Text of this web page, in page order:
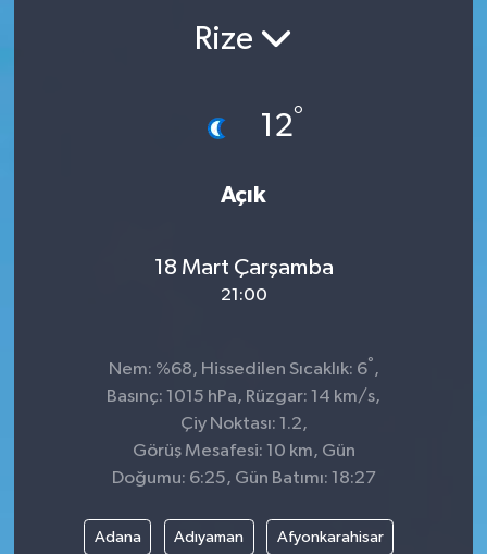
Rize
12°
Açık
18 Mart Çarşamba
21:00
Nem: %68, Hissedilen Sıcaklık: 6° ,
Basınç: 1015 hPa, Rüzgar: 14 km/s,
Çiy Noktası: 1.2,
Görüş Mesafesi: 10 km, Gün
Doğumu: 6:25, Gün Batımı: 18:27
Adana Adıyaman Afyonkarahisar